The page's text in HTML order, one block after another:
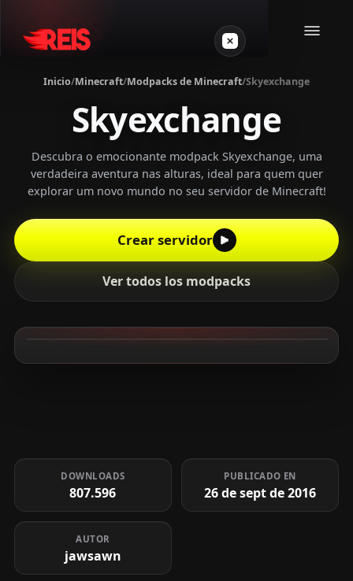
Minecraft
Otros juegos
VPS Gamer
Login
Inicio/Minecraft/Modpacks de Minecraft/Skyexchange
Skyexchange
Descubra o emocionante modpack Skyexchange, uma
verdadeira aventura nas alturas, ideal para quem quer
explorar um novo mundo no seu servidor de Minecraft!
Crear servidor
Ver todos los modpacks
DOWNLOADS
807.596
PUBLICADO EN
26 de sept de 2016
AUTOR
jawsawn